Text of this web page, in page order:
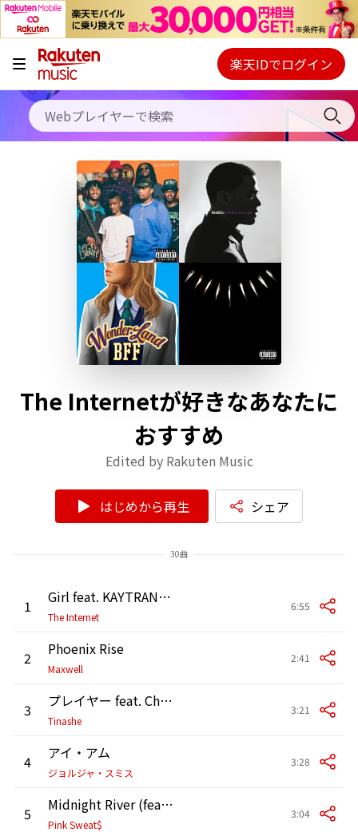
キャンペーン
料金プラン
使い方
初回30日間無料お試し
Webプレイヤー
ご契約内容の確認・変更
楽天IDでログイン
The Internetが好きなあなたに
おすすめ
Edited by Rakuten Music
はじめから再生 シェア
30曲
1 Girl feat. KAYTRANADA
The Internet
6:55
2 Phoenix Rise
Maxwell
2:41
3 プレイヤー feat. Chris Brown
Tinashe
3:21
4 アイ・アム
ジョルジャ・スミス
3:28
5 Midnight River (feat. 6LACK)
Pink Sweat$
3:04